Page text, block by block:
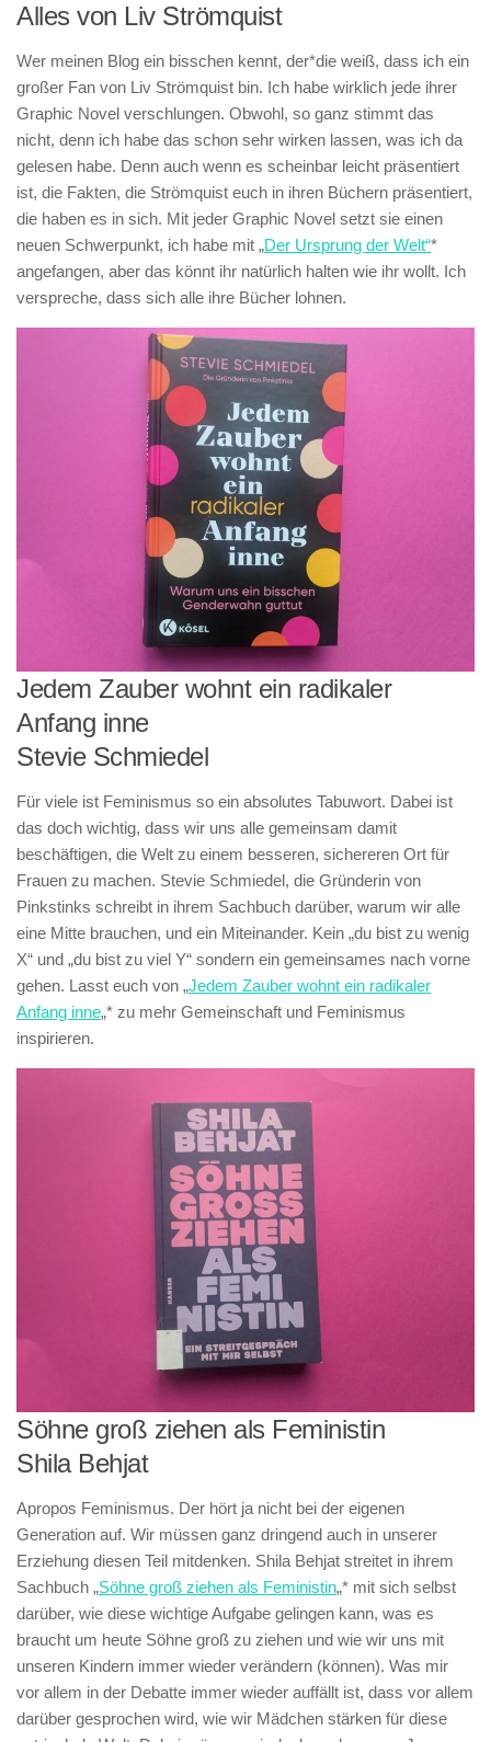
Alles von Liv Strömquist
Wer meinen Blog ein bisschen kennt, der*die weiß, dass ich ein
großer Fan von Liv Strömquist bin. Ich habe wirklich jede ihrer
Graphic Novel verschlungen. Obwohl, so ganz stimmt das
nicht, denn ich habe das schon sehr wirken lassen, was ich da
gelesen habe. Denn auch wenn es scheinbar leicht präsentiert
ist, die Fakten, die Strömquist euch in ihren Büchern präsentiert,
die haben es in sich. Mit jeder Graphic Novel setzt sie einen
neuen Schwerpunkt, ich habe mit „Der Ursprung der Welt“*
angefangen, aber das könnt ihr natürlich halten wie ihr wollt. Ich
verspreche, dass sich alle ihre Bücher lohnen.
Jedem Zauber wohnt ein radikaler
Anfang inne
Stevie Schmiedel
Für viele ist Feminismus so ein absolutes Tabuwort. Dabei ist
das doch wichtig, dass wir uns alle gemeinsam damit
beschäftigen, die Welt zu einem besseren, sichereren Ort für
Frauen zu machen. Stevie Schmiedel, die Gründerin von
Pinkstinks schreibt in ihrem Sachbuch darüber, warum wir alle
eine Mitte brauchen, und ein Miteinander. Kein „du bist zu wenig
X“ und „du bist zu viel Y“ sondern ein gemeinsames nach vorne
gehen. Lasst euch von „Jedem Zauber wohnt ein radikaler
Anfang inne„* zu mehr Gemeinschaft und Feminismus
inspirieren.
Söhne groß ziehen als Feministin
Shila Behjat
Apropos Feminismus. Der hört ja nicht bei der eigenen
Generation auf. Wir müssen ganz dringend auch in unserer
Erziehung diesen Teil mitdenken. Shila Behjat streitet in ihrem
Sachbuch „Söhne groß ziehen als Feministin„* mit sich selbst
darüber, wie diese wichtige Aufgabe gelingen kann, was es
braucht um heute Söhne groß zu ziehen und wie wir uns mit
unseren Kindern immer wieder verändern (können). Was mir
vor allem in der Debatte immer wieder auffällt ist, dass vor allem
darüber gesprochen wird, wie wir Mädchen stärken für diese